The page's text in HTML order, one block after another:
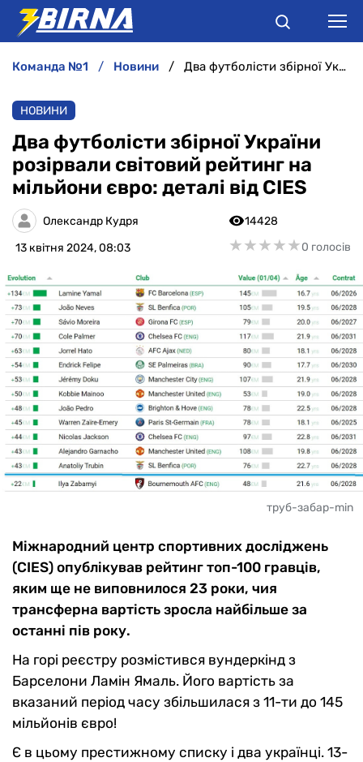
АНАЛІТИКА
ІНТЕРВ'Ю
РІЗНЕ
команда №1 новини Два футболісти збірної України розірвали світовий рейтинг на мільйони євро: деталі від CIES
НОВИНИ
Два футболісти збірної України
розірвали світовий рейтинг на
мільйони євро: деталі від CIES
Олександр Кудря
13 квітня 2024, 08:03
14428
★★★★★
★★★★★0 голосів
труб-забар-min
Міжнародний центр спортивних досліджень
(CIES) опублікував рейтинг топ-100 гравців,
яким ще не виповнилося 23 роки, чия
трансферна вартість зросла найбільше за
останні пів року.
На горі реєстру розмістився вундеркінд з
Барселони Ламін Ямаль. Його вартість за
вказаний період часу збільшилася з 11-ти до 145
мільйонів євро!
Є в цьому престижному списку і два українці. 13-